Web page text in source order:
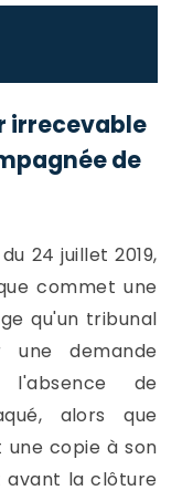
irrecevable
de
24 juillet 2019,
commet une
qu'un tribunal
demande
de
alors que
copie à son
avant la clôture